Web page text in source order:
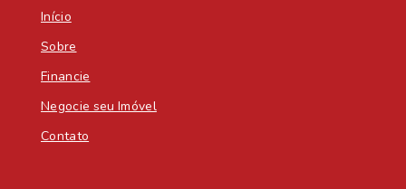
Início
Sobre
Financie
Negocie seu Imóvel
Contato